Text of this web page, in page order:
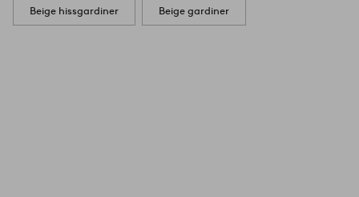
Beige hissgardiner Beige gardiner